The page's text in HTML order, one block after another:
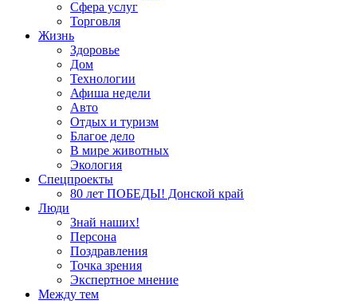
Сфера услуг
Торговля
Жизнь
Здоровье
Дом
Технологии
Афиша недели
Авто
Отдых и туризм
Благое дело
В мире животных
Экология
Спецпроекты
80 лет ПОБЕДЫ! Донской край
Люди
Знай наших!
Персона
Поздравления
Точка зрения
Экспертное мнение
Между тем